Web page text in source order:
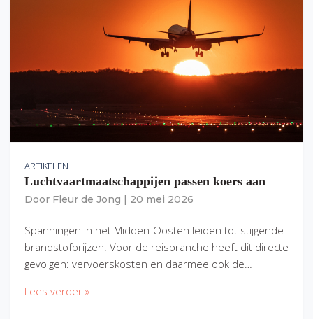
ARTIKELEN
Luchtvaartmaatschappijen passen koers aan
Door Fleur de Jong 20 mei 2026
Spanningen in het Midden-Oosten leiden tot stijgende
brandstofprijzen. Voor de reisbranche heeft dit directe
gevolgen: vervoerskosten en daarmee ook de…
Lees verder »